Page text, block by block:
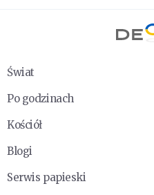
Świat
Po godzinach
Kościół
Blogi
Serwis papieski